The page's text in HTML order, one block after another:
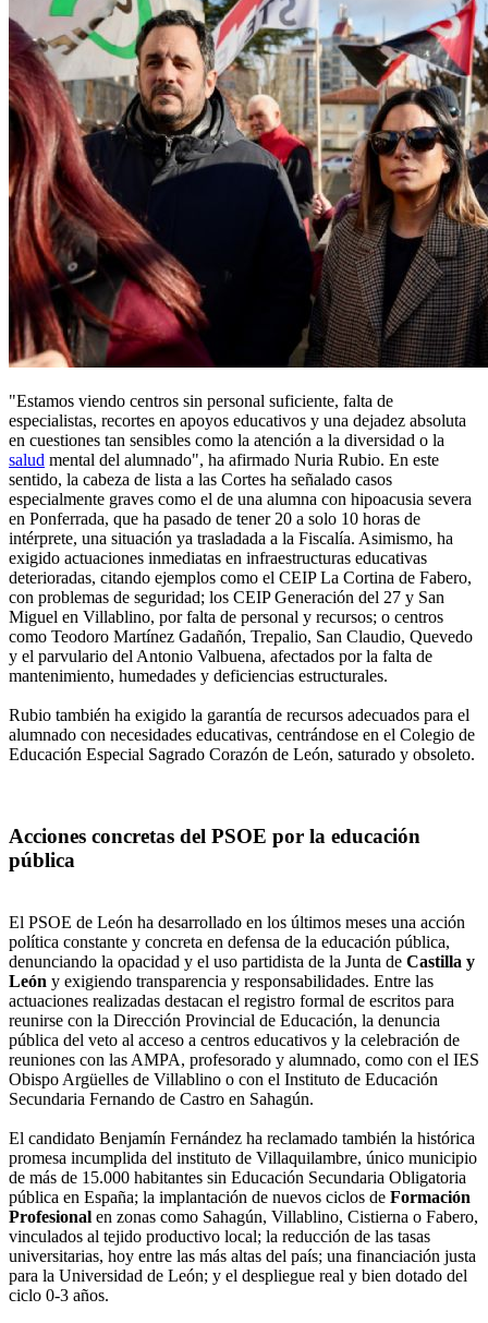
"Estamos viendo centros sin personal suficiente, falta de
especialistas, recortes en apoyos educativos y una dejadez absoluta
en cuestiones tan sensibles como la atención a la diversidad o la
salud mental del alumnado", ha afirmado Nuria Rubio. En este
sentido, la cabeza de lista a las Cortes ha señalado casos
especialmente graves como el de una alumna con hipoacusia severa
en Ponferrada, que ha pasado de tener 20 a solo 10 horas de
intérprete, una situación ya trasladada a la Fiscalía. Asimismo, ha
exigido actuaciones inmediatas en infraestructuras educativas
deterioradas, citando ejemplos como el CEIP La Cortina de Fabero,
con problemas de seguridad; los CEIP Generación del 27 y San
Miguel en Villablino, por falta de personal y recursos; o centros
como Teodoro Martínez Gadañón, Trepalio, San Claudio, Quevedo
y el parvulario del Antonio Valbuena, afectados por la falta de
mantenimiento, humedades y deficiencias estructurales.
Rubio también ha exigido la garantía de recursos adecuados para el
alumnado con necesidades educativas, centrándose en el Colegio de
Educación Especial Sagrado Corazón de León, saturado y obsoleto.
Acciones concretas del PSOE por la educación
pública
El PSOE de León ha desarrollado en los últimos meses una acción
política constante y concreta en defensa de la educación pública,
denunciando la opacidad y el uso partidista de la Junta de Castilla y
León y exigiendo transparencia y responsabilidades. Entre las
actuaciones realizadas destacan el registro formal de escritos para
reunirse con la Dirección Provincial de Educación, la denuncia
pública del veto al acceso a centros educativos y la celebración de
reuniones con las AMPA, profesorado y alumnado, como con el IES
Obispo Argüelles de Villablino o con el Instituto de Educación
Secundaria Fernando de Castro en Sahagún.
El candidato Benjamín Fernández ha reclamado también la histórica
promesa incumplida del instituto de Villaquilambre, único municipio
de más de 15.000 habitantes sin Educación Secundaria Obligatoria
pública en España; la implantación de nuevos ciclos de Formación
Profesional en zonas como Sahagún, Villablino, Cistierna o Fabero,
vinculados al tejido productivo local; la reducción de las tasas
universitarias, hoy entre las más altas del país; una financiación justa
para la Universidad de León; y el despliegue real y bien dotado del
ciclo 0-3 años.